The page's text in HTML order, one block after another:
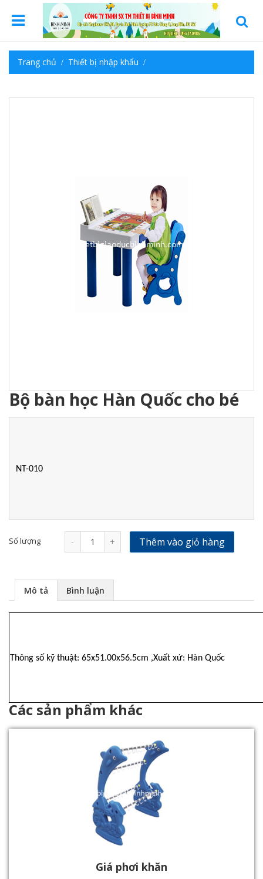
Trang chủ Thiết bị nhập khẩu
Bộ bàn học Hàn Quốc cho bé
NT-010
Số lượng - + Thêm vào giỏ hàng
Mô tả Bình luận
Thông số kỹ thuật: 65x51.00x56.5cm ,Xuất xứ: Hàn Quốc
Các sản phẩm khác
Giá phơi khăn